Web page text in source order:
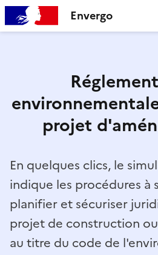
Envergo
projet
En quelques clics, le
indique les procédures à
planifier et sécuriser
projet de construction
au titre du code de